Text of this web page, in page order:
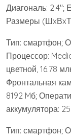
Диагональ: 2.4″;
Размеры
Тип: смартфон;
Процессор:
цветной, 16.78
Фронтальная
8192 Mб;
аккумулятора:
Тип: смартфон;